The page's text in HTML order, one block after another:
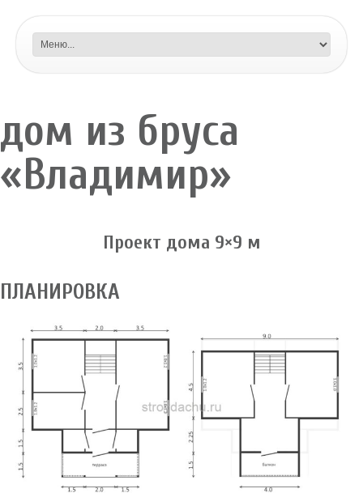
дом из бруса
«Владимир»
Проект дома 9×9 м
ПЛАНИРОВКА